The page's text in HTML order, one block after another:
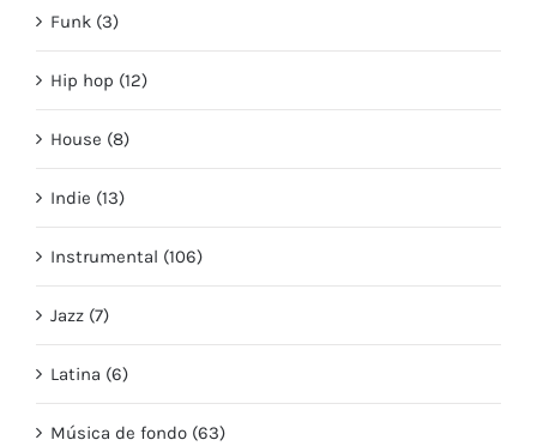
Funk (3)
Hip hop (12)
House (8)
Indie (13)
Instrumental (106)
Jazz (7)
Latina (6)
Música de fondo (63)